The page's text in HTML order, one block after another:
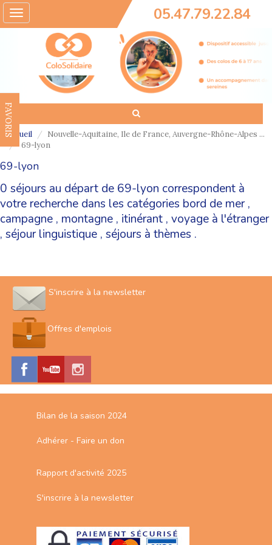
Toggle
navigation
05.47.79.22.84
FAVORIS
Accueil
Nouvelle-Aquitaine, Ile de France, Auvergne-Rhône-Alpes ...
69-lyon
69-lyon
0 séjours au départ de 69-lyon correspondent à
votre recherche dans les catégories bord de mer,
campagne , montagne , itinérant , voyage à l'étranger
, séjour linguistique , séjours à thèmes .
S'inscrire à la newsletter
Offres d'emplois
Bilan de la saison 2024
Adhérer - Faire un don
Rapport d'activité 2025
S'inscrire à la newsletter